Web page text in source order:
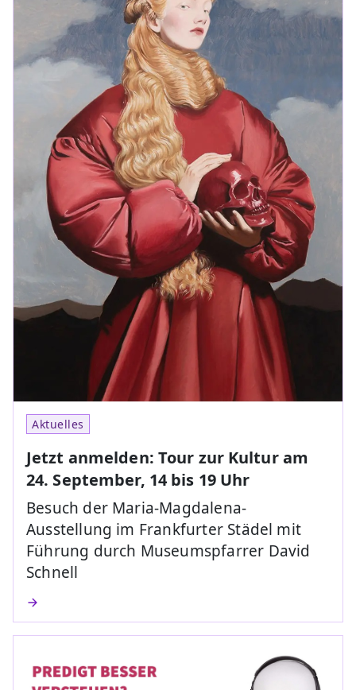
Aktuelles
Jetzt anmelden: Tour zur Kultur am
24. September, 14 bis 19 Uhr
Besuch der Maria-Magdalena-
Ausstellung im Frankfurter Städel mit
Führung durch Museumspfarrer David
Schnell